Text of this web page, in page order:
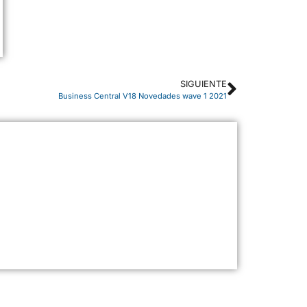
SIGUIENTE
Business Central V18 Novedades wave 1 2021